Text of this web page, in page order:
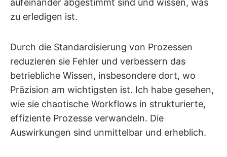
aufeinander abgestimmt sind und wissen, was
zu erledigen ist.
Durch die Standardisierung von Prozessen
reduzieren sie Fehler und verbessern das
betriebliche Wissen, insbesondere dort, wo
Präzision am wichtigsten ist. Ich habe gesehen,
wie sie chaotische Workflows in strukturierte,
effiziente Prozesse verwandeln. Die
Auswirkungen sind unmittelbar und erheblich.